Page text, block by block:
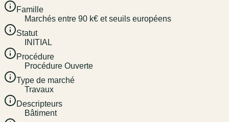
Famille
Marchés entre 90 k€ et seuils européens
Statut
INITIAL
Procédure
Procédure Ouverte
Type de marché
Travaux
Descripteurs
Bâtiment